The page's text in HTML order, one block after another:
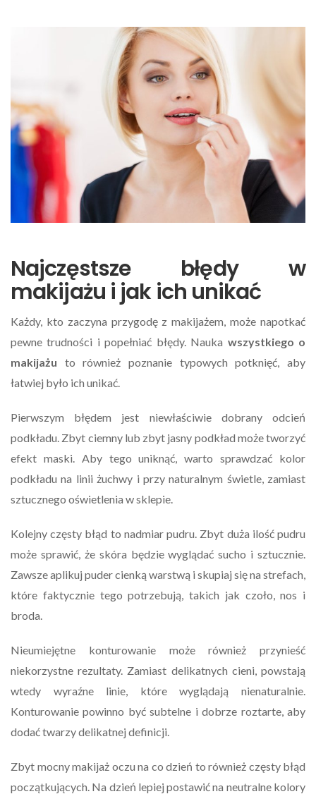
Najczęstsze błędy w
makijażu i jak ich unikać
Każdy, kto zaczyna przygodę z makijażem, może napotkać
pewne trudności i popełniać błędy. Nauka wszystkiego o
makijażu to również poznanie typowych potknięć, aby
łatwiej było ich unikać.
Pierwszym błędem jest niewłaściwie dobrany odcień
podkładu. Zbyt ciemny lub zbyt jasny podkład może tworzyć
efekt maski. Aby tego uniknąć, warto sprawdzać kolor
podkładu na linii żuchwy i przy naturalnym świetle, zamiast
sztucznego oświetlenia w sklepie.
Kolejny częsty błąd to nadmiar pudru. Zbyt duża ilość pudru
może sprawić, że skóra będzie wyglądać sucho i sztucznie.
Zawsze aplikuj puder cienką warstwą i skupiaj się na strefach,
które faktycznie tego potrzebują, takich jak czoło, nos i
broda.
Nieumiejętne konturowanie może również przynieść
niekorzystne rezultaty. Zamiast delikatnych cieni, powstają
wtedy wyraźne linie, które wyglądają nienaturalnie.
Konturowanie powinno być subtelne i dobrze roztarte, aby
dodać twarzy delikatnej definicji.
Zbyt mocny makijaż oczu na co dzień to również częsty błąd
początkujących. Na dzień lepiej postawić na neutralne kolory